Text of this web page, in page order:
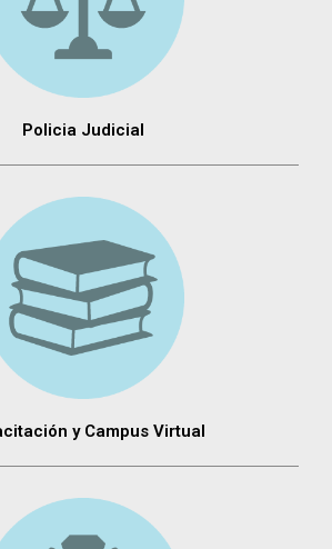
Policia Judicial
y Campus Virtual